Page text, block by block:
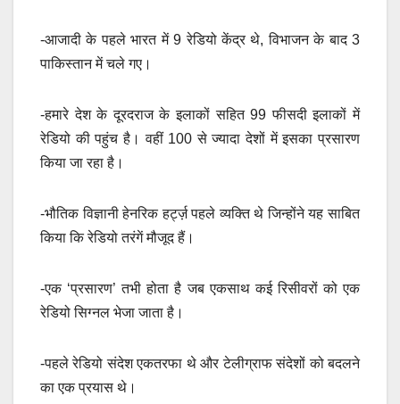
-आजादी के पहले भारत में 9 रेडियो केंद्र थे, विभाजन के बाद 3
पाकिस्तान में चले गए।
-हमारे देश के दूरदराज के इलाकों सहित 99 फीसदी इलाकों में
रेडियो की पहुंच है। वहीं 100 से ज्यादा देशों में इसका प्रसारण
किया जा रहा है।
-भौतिक विज्ञानी हेनरिक हर्ट्ज़ पहले व्यक्ति थे जिन्होंने यह साबित
किया कि रेडियो तरंगें मौजूद हैं।
-एक ‘प्रसारण’ तभी होता है जब एकसाथ कई रिसीवरों को एक
रेडियो सिग्नल भेजा जाता है।
-पहले रेडियो संदेश एकतरफा थे और टेलीग्राफ संदेशों को बदलने
का एक प्रयास थे।